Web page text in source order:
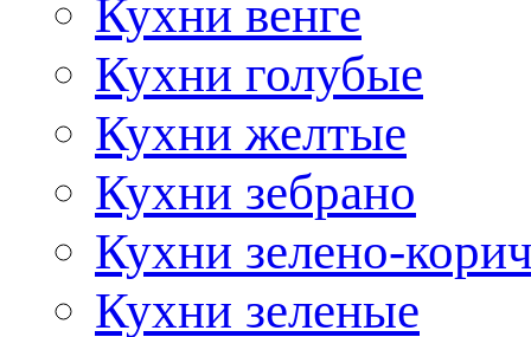
Кухни венге
Кухни голубые
Кухни желтые
Кухни зебрано
Кухни зелено-
Кухни зеленые